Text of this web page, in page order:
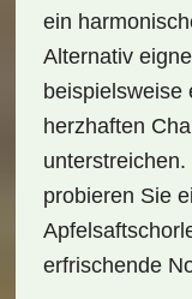
ein
Alternativ
beispielsweise
herzhaften
probieren Sie
erfrischende